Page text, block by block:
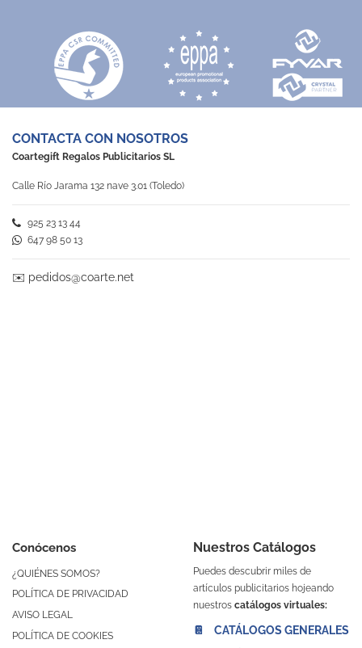
Conócenos
¿QUIÉNES SOMOS?
POLÍTICA DE PRIVACIDAD
AVISO LEGAL
POLÍTICA DE COOKIES
Nuestros Catálogos
Puedes descubrir miles de
artículos publicitarios hojeando
nuestros catálogos virtuales:
📔 CATÁLOGOS GENERALES
CONTACTA CON NOSOTROS
Coartegift Regalos Publicitarios SL
Calle Río Jarama 132 nave 3.01 (Toledo)
925 23 13 44
647 98 50 13
✉️ pedidos@coarte.net